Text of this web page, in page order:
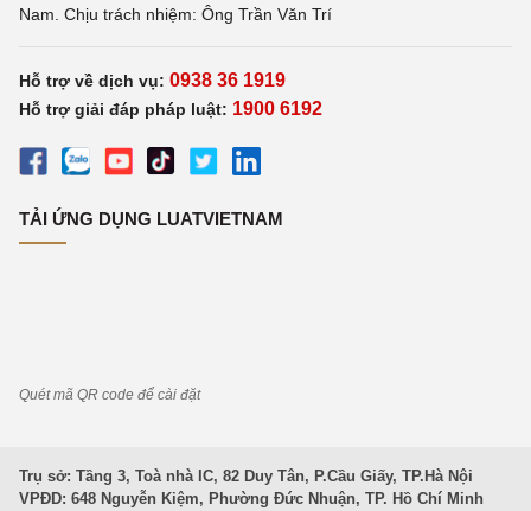
Nam. Chịu trách nhiệm: Ông Trần Văn Trí
Hỗ trợ về dịch vụ: 0938 36 1919
Hỗ trợ giải đáp pháp luật: 1900 6192
TẢI ỨNG DỤNG LUATVIETNAM
Quét mã QR code để cài đặt
Trụ sở: Tầng 3, Toà nhà IC, 82 Duy Tân, P.Cầu Giấy, TP.Hà Nội
VPĐD: 648 Nguyễn Kiệm, Phường Đức Nhuận, TP. Hồ Chí Minh